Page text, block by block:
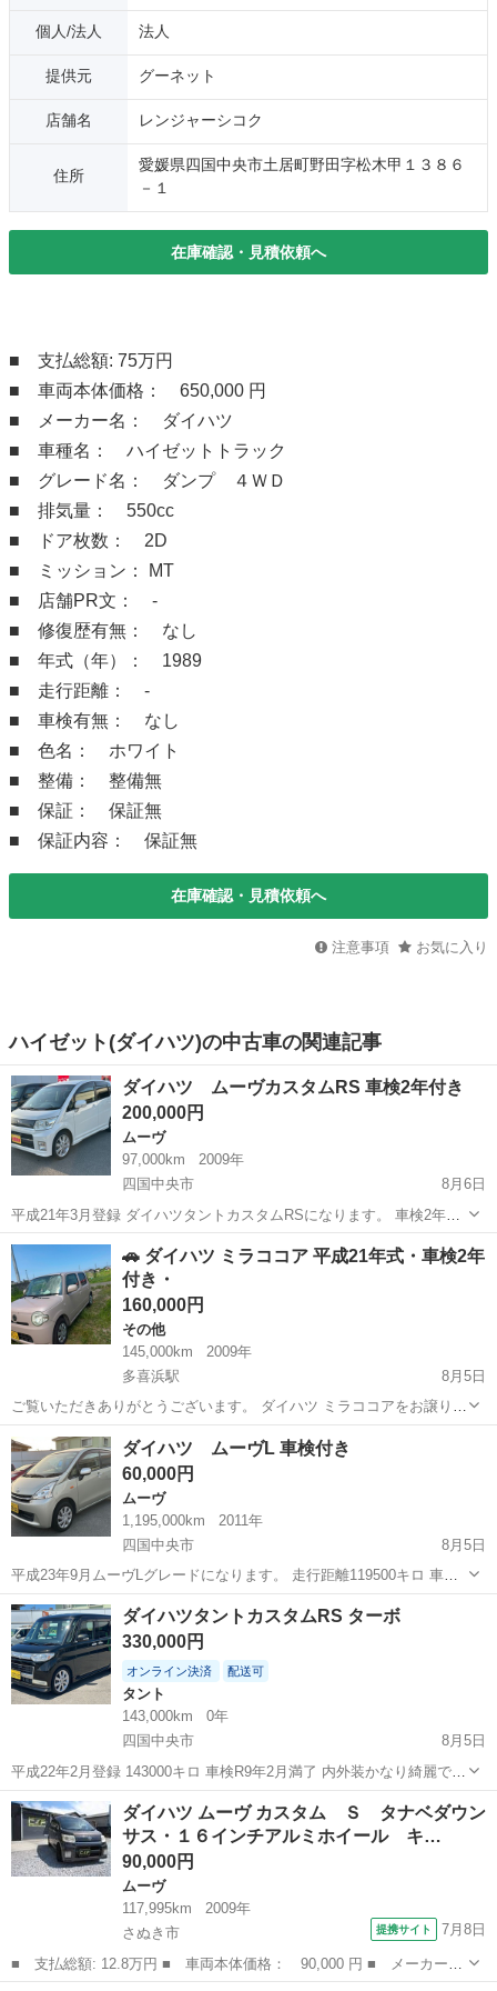
個人/法人 法人
提供元 グーネット
店舗名 レンジャーシコク
住所
愛媛県四国中央市土居町野田字松木甲１３８６
－１
在庫確認・見積依頼へ
■ 支払総額: 75万円
■ 車両本体価格： 650,000 円
■ メーカー名： ダイハツ
■ 車種名： ハイゼットトラック
■ グレード名： ダンプ ４ＷＤ
■ 排気量： 550cc
■ ドア枚数： 2D
■ ミッション： MT
■ 店舗PR文： -
■ 修復歴有無： なし
■ 年式（年）： 1989
■ 走行距離： -
■ 車検有無： なし
■ 色名： ホワイト
■ 整備： 整備無
■ 保証： 保証無
■ 保証内容： 保証無
在庫確認・見積依頼へ
注意事項 お気に入り
ハイゼット(ダイハツ)の中古車の関連記事
ダイハツ ムーヴカスタムRS 車検2年付き
200,000円
ムーヴ
97,000km
2009年
四国中央市
8月6日
平成21年3月登録 ダイハツタントカスタムRSになります。 車検2年付
き！ タイヤは溝少ないです。 支払い総額になります！
愛媛 四国中央市 ムーヴ ムーヴカスタム
🚗 ダイハツ ミラココア 平成21年式・車検2年
付き・
160,000円
その他
145,000km
2009年
多喜浜駅
8月5日
ご覧いただきありがとうございます。 ダイハツ ミラココアをお譲りし
ます。 【車両情報】 ・メーカー：ダイハツ ・車種：ミラココア ・年
式：平成21年（2009年） ・走行距離：145,000km ・車検：2年付き
（購入後...
愛媛 新居浜市 その他 ミラココア
ダイハツ ムーヴL 車検付き
60,000円
ムーヴ
1,195,000km
2011年
四国中央市
8月5日
平成23年9月ムーヴLグレードになります。 走行距離119500キロ 車検
満了R8年9月14日 ABSランプ付いております。 センサー交換で治ると
思います！ 走行に支障なし！ 車検付きの為乗って帰れます！ タイヤ
溝あり
愛媛 四国中央市 ムーヴ 走行距離
ダイハツタントカスタムRS ターボ
330,000円
オンライン決済 配送可
タント
143,000km
0年
四国中央市
8月5日
平成22年2月登録 143000キロ 車検R9年2月満了 内外装かなり綺麗で
す！ 社外リアスタビリンク
愛媛 四国中央市 ダイハツタント
ダイハツ ムーヴ カスタム Ｓ タナベダウン
サス・１６インチアルミホイール キ…
90,000円
ムーヴ
117,995km
2009年
さぬき市
提携サイト 7月8日
■ 支払総額: 12.8万円 ■ 車両本体価格： 90,000 円 ■ メーカー
名： ダイハツ ■ 車種名： ムーヴ ■ グレード名： カスタム